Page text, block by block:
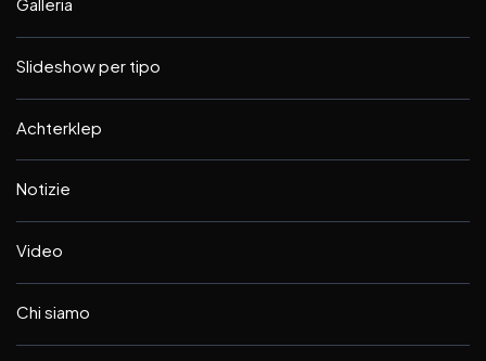
Slideshow per tipo
Achterklep
Notizie
Video
Chi siamo